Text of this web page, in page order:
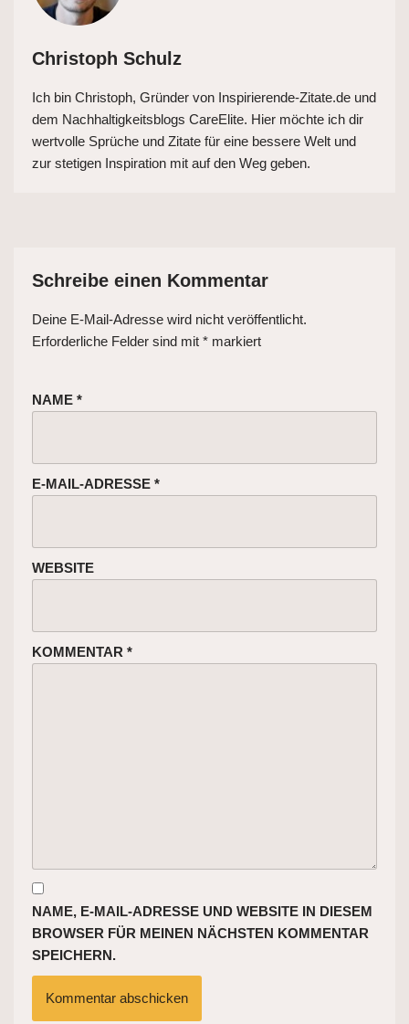
Christoph Schulz
Ich bin Christoph, Gründer von Inspirierende-Zitate.de und
dem Nachhaltigkeitsblogs CareElite. Hier möchte ich dir
wertvolle Sprüche und Zitate für eine bessere Welt und
zur stetigen Inspiration mit auf den Weg geben.
Schreibe einen Kommentar
Deine E-Mail-Adresse wird nicht veröffentlicht.
Erforderliche Felder sind mit * markiert
NAME *
E-MAIL-ADRESSE *
WEBSITE
KOMMENTAR *
NAME, E-MAIL-ADRESSE UND WEBSITE IN DIESEM
BROWSER FÜR MEINEN NÄCHSTEN KOMMENTAR
SPEICHERN.